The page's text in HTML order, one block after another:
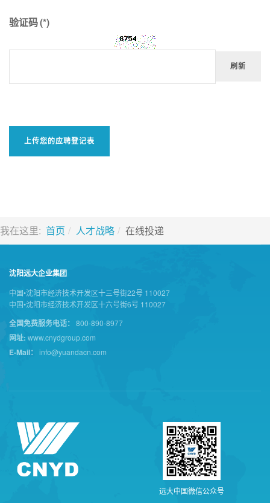
验证码(*)
刷新
上传您的应聘登记表
我在这里: 首页 人才战略 在线投递
沈阳远大企业集团
中国•沈阳市经济技术开发区十三号街22号 110027
中国•沈阳市经济技术开发区十六号街6号 110027
全国免费服务电话： 800-890-8977
网址: www.cnydgroup.com
E-Mail： info@yuandacn.com
远大中 国微信公众号